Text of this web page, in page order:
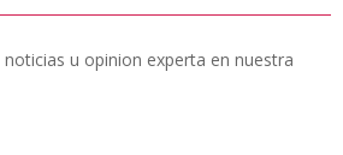
u opinion experta en nuestra